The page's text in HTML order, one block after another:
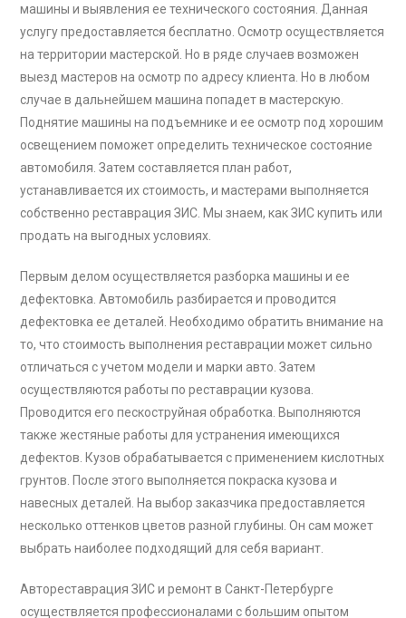
машины и выявления ее технического состояния. Данная
услугу предоставляется бесплатно. Осмотр осуществляется
на территории мастерской. Но в ряде случаев возможен
выезд мастеров на осмотр по адресу клиента. Но в любом
случае в дальнейшем машина попадет в мастерскую.
Поднятие машины на подъемнике и ее осмотр под хорошим
освещением поможет определить техническое состояние
автомобиля. Затем составляется план работ,
устанавливается их стоимость, и мастерами выполняется
собственно реставрация ЗИС. Мы знаем, как ЗИС купить или
продать на выгодных условиях.
Первым делом осуществляется разборка машины и ее
дефектовка. Автомобиль разбирается и проводится
дефектовка ее деталей. Необходимо обратить внимание на
то, что стоимость выполнения реставрации может сильно
отличаться с учетом модели и марки авто. Затем
осуществляются работы по реставрации кузова.
Проводится его пескоструйная обработка. Выполняются
также жестяные работы для устранения имеющихся
дефектов. Кузов обрабатывается с применением кислотных
грунтов. После этого выполняется покраска кузова и
навесных деталей. На выбор заказчика предоставляется
несколько оттенков цветов разной глубины. Он сам может
выбрать наиболее подходящий для себя вариант.
Автореставрация ЗИС и ремонт в Санкт-Петербурге
осуществляется профессионалами с большим опытом